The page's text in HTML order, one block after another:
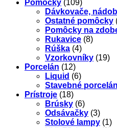
Pomôcky (109)
Dávkovače,
Ostatné pomôcky
Pomôcky na
Rukavice (8)
Rúška (4)
Vzorkovníky (19)
Porcelán (12)
Liquid (6)
Stavebné
Prístroje (18)
Brúsky (6)
Odsávačky (3)
Stolové lampy (1)